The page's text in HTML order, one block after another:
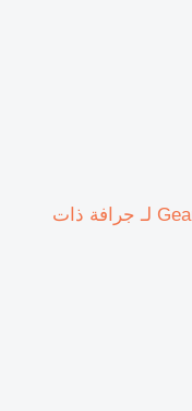
Gearpump/Zahnradpumpe/Tandwielpomp لـ جرافة ذات